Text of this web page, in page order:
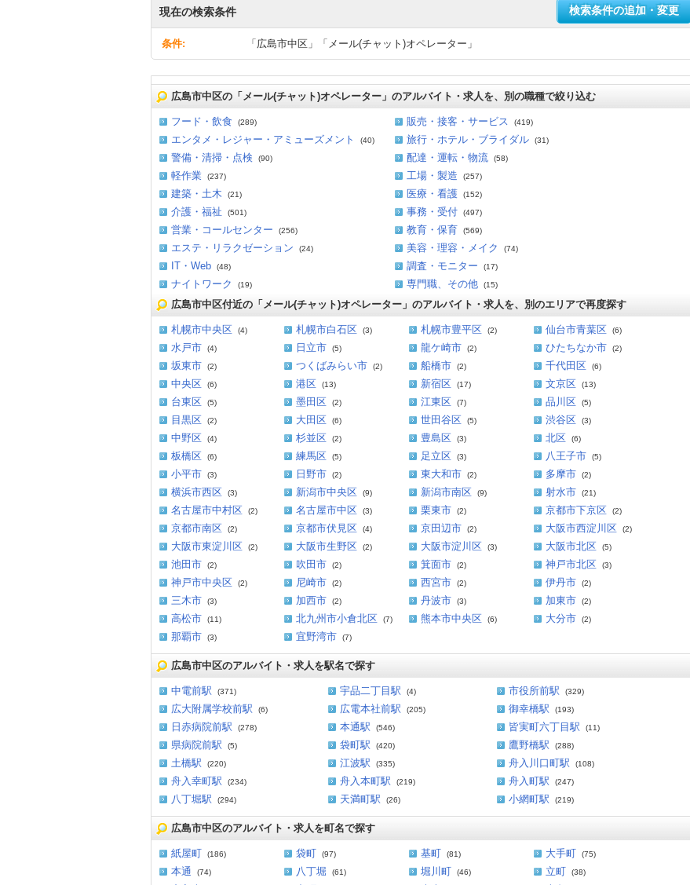
現在の検索条件 検索条件の追加・変更
条件: 「広島市中区」「メール(チャット)オペレーター」
広島市中区の「メール(チャット)オペレーター」のアルバイト・求人を、別の職種で絞り込む
フード・飲食 (289) 販売・接客・サービス (419)
エンタメ・レジャー・アミューズメント (40) 旅行・ホテル・ブライダル (31)
警備・清掃・点検 (90) 配達・運転・物流 (58)
軽作業 (237) 工場・製造 (257)
建築・土木 (21) 医療・看護 (152)
介護・福祉 (501) 事務・受付 (497)
営業・コールセンター (256) 教育・保育 (569)
エステ・リラクゼーション (24) 美容・理容・メイク (74)
IT・Web (48) 調査・モニター (17)
ナイトワーク (19) 専門職、その他 (15)
広島市中区付近の「メール(チャット)オペレーター」のアルバイト・求人を、別のエリアで再度探す
札幌市中央区 (4) 札幌市白石区 (3) 札幌市豊平区 (2) 仙台市青葉区 (6)
水戸市 (4) 日立市 (5) 龍ケ崎市 (2) ひたちなか市 (2)
坂東市 (2) つくばみらい市 (2) 船橋市 (2) 千代田区 (6)
中央区 (6) 港区 (13) 新宿区 (17) 文京区 (13)
台東区 (5) 墨田区 (2) 江東区 (7) 品川区 (5)
目黒区 (2) 大田区 (6) 世田谷区 (5) 渋谷区 (3)
中野区 (4) 杉並区 (2) 豊島区 (3) 北区 (6)
板橋区 (6) 練馬区 (5) 足立区 (3) 八王子市 (5)
小平市 (3) 日野市 (2) 東大和市 (2) 多摩市 (2)
横浜市西区 (3) 新潟市中央区 (9) 新潟市南区 (9) 射水市 (21)
名古屋市中村区 (2) 名古屋市中区 (3) 栗東市 (2) 京都市下京区 (2)
京都市南区 (2) 京都市伏見区 (4) 京田辺市 (2) 大阪市西淀川区 (2)
大阪市東淀川区 (2) 大阪市生野区 (2) 大阪市淀川区 (3) 大阪市北区 (5)
池田市 (2) 吹田市 (2) 箕面市 (2) 神戸市北区 (3)
神戸市中央区 (2) 尼崎市 (2) 西宮市 (2) 伊丹市 (2)
三木市 (3) 加西市 (2) 丹波市 (3) 加東市 (2)
高松市 (11) 北九州市小倉北区 (7) 熊本市中央区 (6) 大分市 (2)
那覇市 (3) 宜野湾市 (7)
広島市中区のアルバイト・求人を駅名で探す
中電前駅 (371) 宇品二丁目駅 (4) 市役所前駅 (329)
広大附属学校前駅 (6) 広電本社前駅 (205) 御幸橋駅 (193)
日赤病院前駅 (278) 本通駅 (546) 皆実町六丁目駅 (11)
県病院前駅 (5) 袋町駅 (420) 鷹野橋駅 (288)
土橋駅 (220) 江波駅 (335) 舟入川口町駅 (108)
舟入幸町駅 (234) 舟入本町駅 (219) 舟入町駅 (247)
八丁堀駅 (294) 天満町駅 (26) 小網町駅 (219)
広島市中区のアルバイト・求人を町名で探す
紙屋町 (186) 袋町 (97) 基町 (81) 大手町 (75)
本通 (74) 八丁堀 (61) 堀川町 (46) 立町 (38)